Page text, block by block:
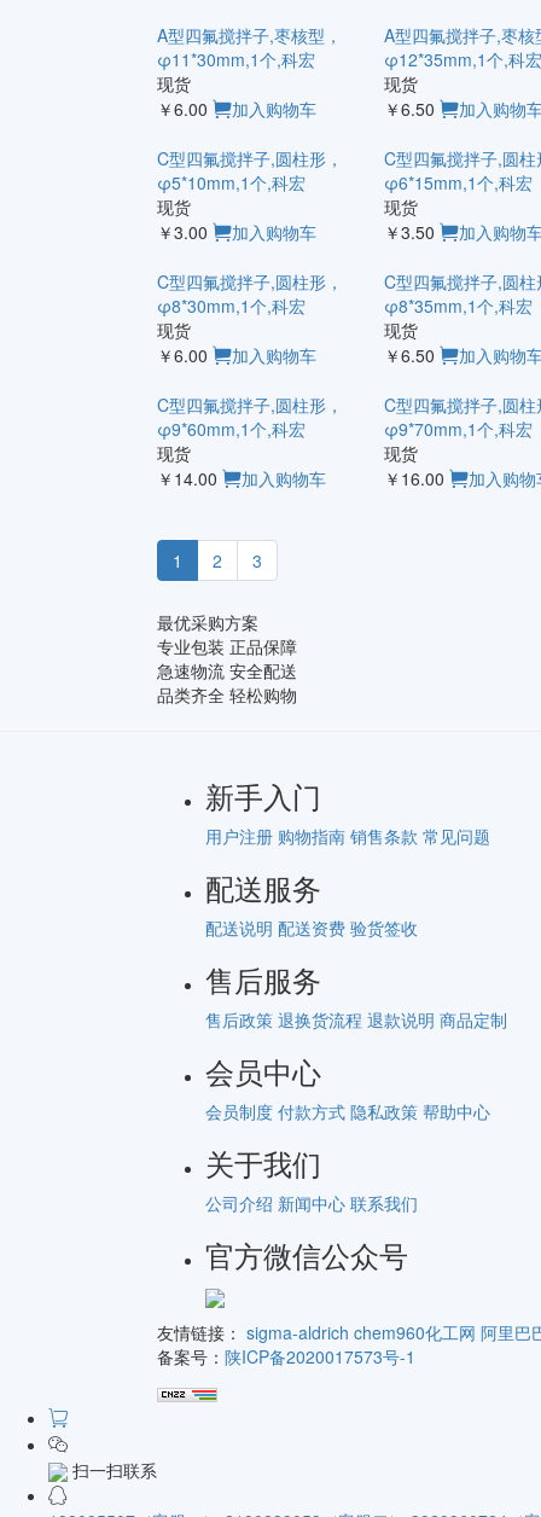
A型四氟搅拌子,枣核型，
φ11*30mm,1个,科宏
现货
￥6.00
加入购物车
A型四氟搅拌子,枣核
φ12*35mm,1个,科宏
现货
￥6.50
加入购物
C型四氟搅拌子,圆柱形，
φ5*10mm,1个,科宏
现货
￥3.00
加入购物车
C型四氟搅拌子,圆柱
φ6*15mm,1个,科宏
现货
￥3.50
加入购物
C型四氟搅拌子,圆柱形，
φ8*30mm,1个,科宏
现货
￥6.00
加入购物车
C型四氟搅拌子,圆柱
φ8*35mm,1个,科宏
现货
￥6.50
加入购物
C型四氟搅拌子,圆柱形，
φ9*60mm,1个,科宏
现货
￥14.00
加入购物车
C型四氟搅拌子,圆柱
φ9*70mm,1个,科宏
现货
￥16.00
加入购物
1 2 3
最优采购方案
专业包装 正品保障
急速物流 安全配送
品类齐全 轻松购物
新手入门
用户注册 购物指南 销售条款 常见问题
配送服务
配送说明 配送资费 验货签收
售后服务
售后政策 退换货流程 退款说明 商品定制
会员中心
会员制度 付款方式 隐私政策 帮助中心
关于我们
公司介绍 新闻中心 联系我们
官方微信公众号
友情链接： sigma-aldrich chem960化工网 阿里巴
备案号： 陕ICP备2020017573号-1
扫一扫联系